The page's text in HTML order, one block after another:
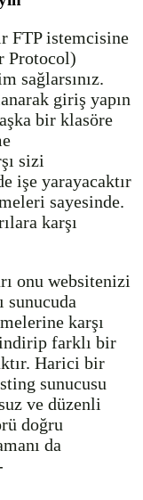
FTP istemcisine
Protocol)
sağlarsınız.
giriş yapın
bir klasöre
sizi
işe yarayacaktır
sayesinde.
karşı
onu websitenizi
sunucuda
karşı
indirip farklı bir
Harici bir
sunucusu
ve düzenli
doğru
da